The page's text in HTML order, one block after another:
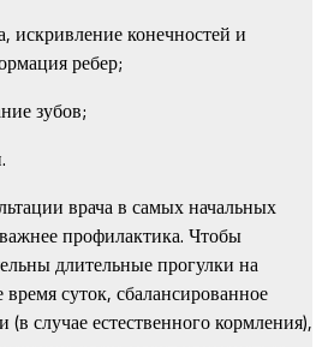
искривление конечностей и
ребер;
зубов;
врача в самых начальных
профилактика. Чтобы
длительные прогулки на
суток, сбалансированное
случае естественного кормления),